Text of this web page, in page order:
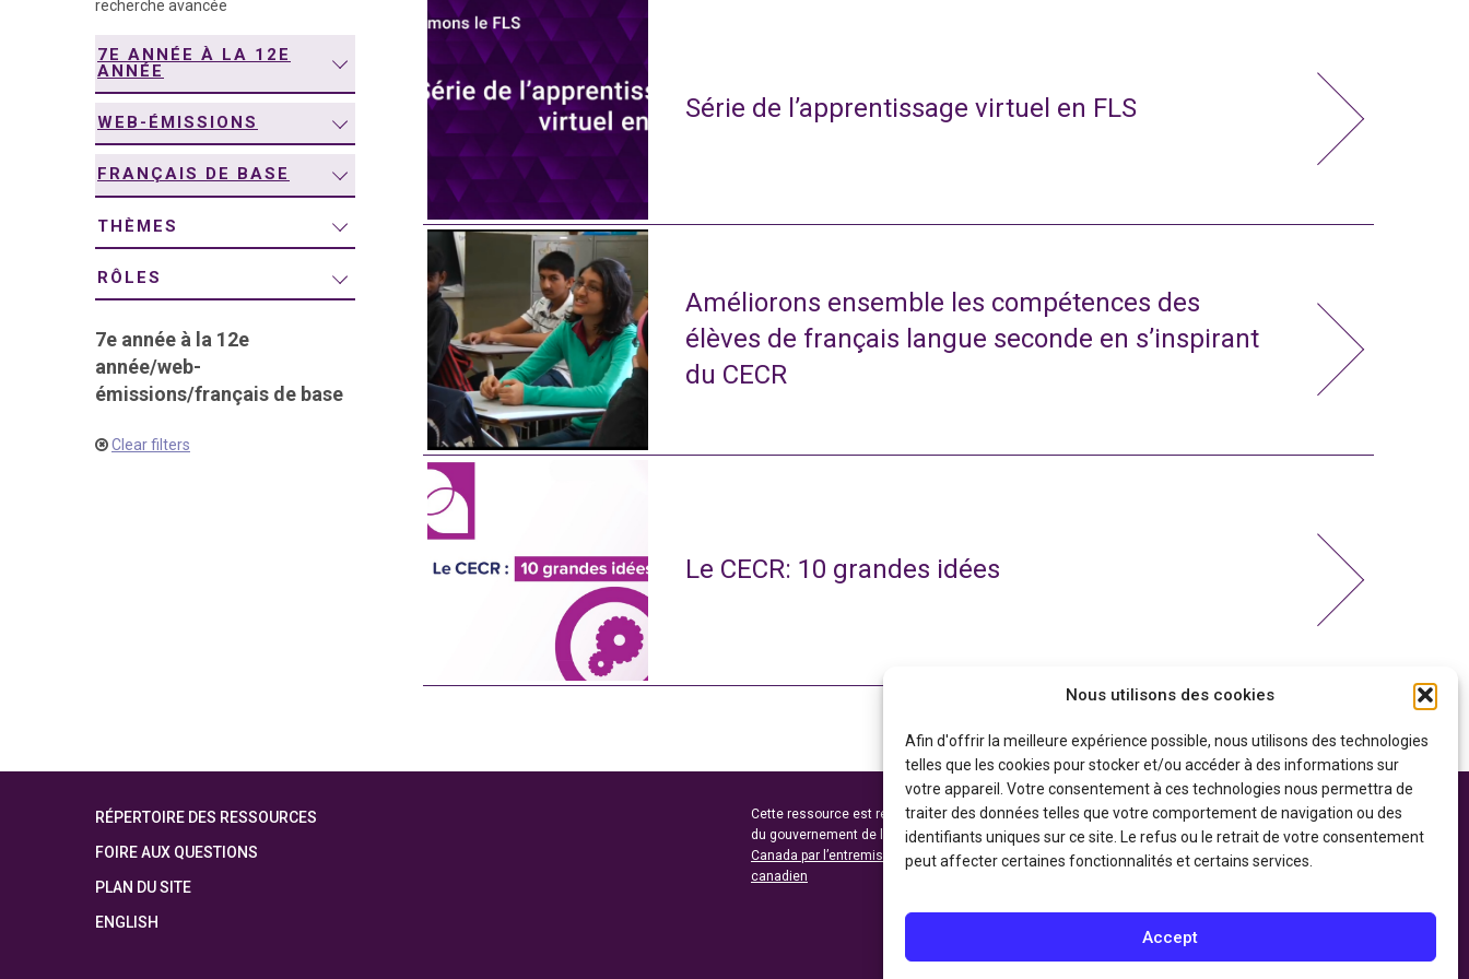
Nous utilisons des cookies
Afin d'offrir la meilleure expérience possible, nous utilisons des technologies
telles que les cookies pour stocker et/ou accéder à des informations sur
votre appareil. Votre consentement à ces technologies nous permettra de
traiter des données telles que votre comportement de navigation ou des
identifiants uniques sur ce site. Le refus ou le retrait de votre consentement
peut affecter certaines fonctionnalités et certains services.
Accept
recherche avancée
7E ANNÉE À LA 12E
ANNÉE
WEB-ÉMISSIONS
FRANÇAIS DE BASE
THÈMES
RÔLES
7e année à la 12e
année/web-
émissions/français de base
Clear filters
Série de l’apprentissage virtuel en FLS
Améliorons ensemble les compétences des
élèves de français langue seconde en s’inspirant
du CECR
Le CECR: 10 grandes idées
RÉPERTOIRE DES RESSOURCES
FOIRE AUX QUESTIONS
PLAN DU SITE
ENGLISH
Cette ressource est réalisée grâce au soutien financier
du gouvernement de l’Ontario et du gouvernement du
Canada par l’entremise du ministère du Patrimoine
canadien
Politique de confidentialité
Déclaration d’accessibilité